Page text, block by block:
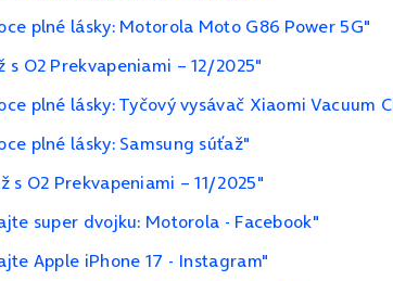
plné lásky: Motorola Moto G86 Power 5G"
O2 Prekvapeniami – 12/2025"
plné lásky: Tyčový vysávač Xiaomi Vacuum
plné lásky: Samsung súťaž"
s O2 Prekvapeniami – 11/2025"
super dvojku: Motorola - Facebook"
Apple iPhone 17 - Instagram"